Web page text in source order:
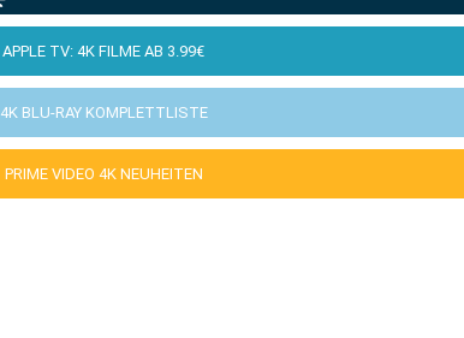
APPLE TV: 4K FILME AB 3.99€
4K BLU-RAY KOMPLETTLISTE
PRIME VIDEO 4K NEUHEITEN